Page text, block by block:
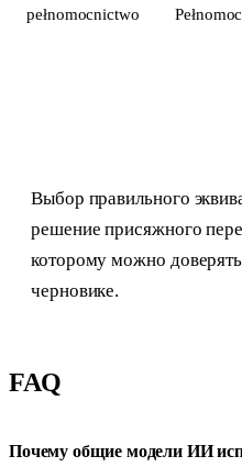
pełnomocnictwo
Выбор правильного
решение присяжного
которому можно
черновике.
FAQ
Почему общие модели ИИ